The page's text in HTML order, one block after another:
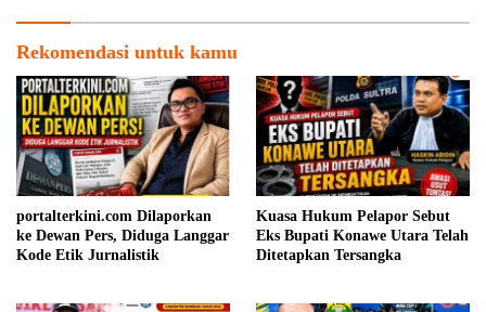
Rekomendasi untuk kamu
portalterkini.com Dilaporkan
ke Dewan Pers, Diduga Langgar
Kode Etik Jurnalistik
Kuasa Hukum Pelapor Sebut
Eks Bupati Konawe Utara Telah
Ditetapkan Tersangka